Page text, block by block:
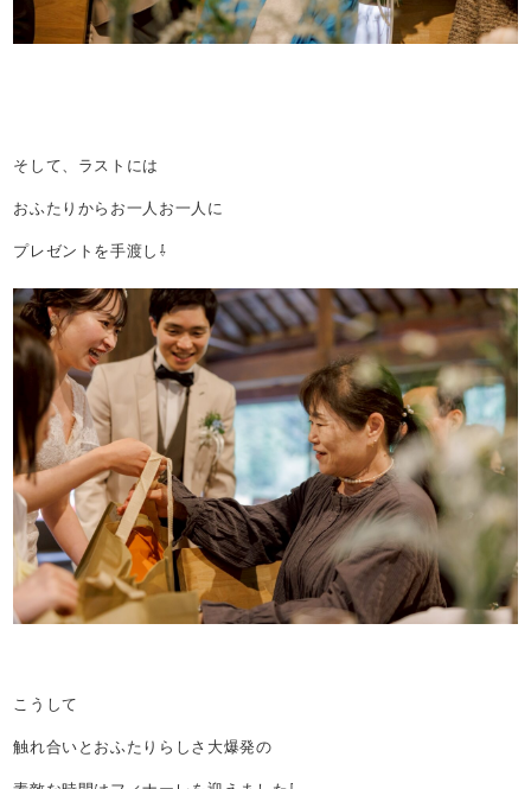
そして、ラストには
おふたりからお一人お一人に
プレゼントを手渡し⇩
こうして
触れ合いとおふたりらしさ大爆発の